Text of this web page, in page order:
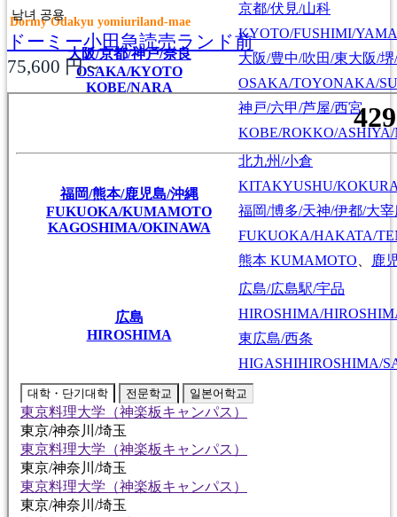
大阪/京都/神戸/奈良
OSAKA/KYOTO
KOBE/NARA
京都/伏見/山科
KYOTO/FUSHIMI/
大阪/豊中/吹田/東大阪/
OSAKA/TOYONAKA/
神戸/六甲/芦屋/西宮
KOBE/ROKKO/
福岡/熊本/鹿児島/沖縄
FUKUOKA/KUMAMOTO
KAGOSHIMA/OKINAWA
北九州/小倉
KITAKYUSHU/
福岡/博多/天神/伊都/大宰
FUKUOKA/HAKATA/
熊本 KUMAMOTO 鹿
広島
HIROSHIMA
広島/広島駅/宇品
HIROSHIMA/
東広島/西条
HIGASHIHIROSHIMA/
대학・단기대학 전문학교 일본어학교
東京料理大学（神楽板キャンパス）
東京/神奈川/埼玉
東京料理大学（神楽板キャンパス）
東京/神奈川/埼玉
東京料理大学（神楽板キャンパス）
東京/神奈川/埼玉
남녀 공용
Dormy Odakyu yomiuriland-mae
ドーミー小田急読売ランド前
75,600 円～